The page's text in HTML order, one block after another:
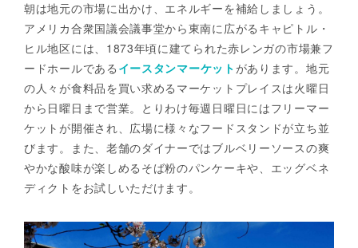
朝は地元の市場に出かけ、エネルギーを補給しましょう。
アメリカ合衆国議会議事堂から東南に広がるキャピトル・
ヒル地区には、1873年頃に建てられた赤レンガの市場兼フ
ードホールである イースタンマーケット があります。地元
の人々が食料品を買い求めるマーケットプレイスは火曜日
から日曜日まで営業。とりわけ毎週日曜日にはフリーマー
ケットが開催され、広場に様々なフードスタンドが立ち並
びます。また、老舗のダイナーではブルベリーソースの爽
やかな酸味が楽しめるそば粉のパンケーキや、エッグベネ
ディクトをお試しいただけます。